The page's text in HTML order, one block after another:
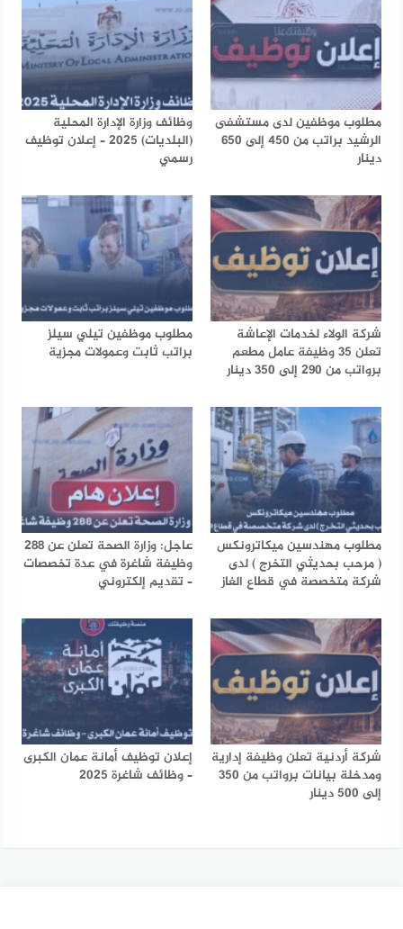
مطلوب موظفين لدى مستشفى
الرشيد براتب من 450 إلى 650
دينار
وظائف وزارة الإدارة المحلية
(البلديات) 2025 – إعلان توظيف
رسمي
شركة الولاء لخدمات الإعاشة
تعلن 35 وظيفة عامل مطعم
برواتب من 290 إلى 350 دينار
مطلوب موظفين تيلي سيلز
براتب ثابت وعمولات مجزية
مطلوب مهندسين ميكاترونكس
( مرحب بحديثي التخرج ) لدى
شركة متخصصة في قطاع الغاز
عاجل: وزارة الصحة تعلن عن 288
وظيفة شاغرة في عدة تخصصات
– تقديم إلكتروني
شركة أردنية تعلن وظيفة إدارية
ومدخلة بيانات برواتب من 350
إلى 500 دينار
إعلان توظيف أمانة عمان الكبرى
– وظائف شاغرة 2025